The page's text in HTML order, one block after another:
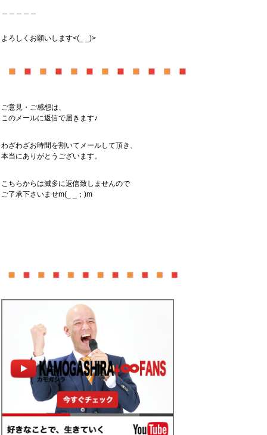
よろしくお願いします<(_ _)>
ご意見・ご感想は、
このメールに返信で届きます♪
わざわざお時間を割いてメールして頂き、
本当にありがとうございます。
こちらからは滅多に返信致しませんので
ご了承下さいませm(_ _；)m